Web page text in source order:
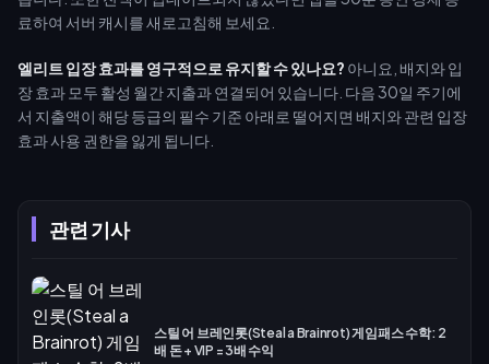
관련 기사
스틸 어 브레인롯(Steal a Brainrot) 게임패스 수학: 2
배 돈 + VIP = 3배 수익
료하여 서버 캐시를 새로고침해 보세요.
엘리트 입장 효과를 영구적으로 유지할 수 있나요? 아니요, 배지와 입
장 효과 모두 활성 월간 지출과 연결되어 있습니다. 다음 30일 주기에
서 지출액이 해당 등급의 필수 기준 아래로 떨어지면 배지와 관련 입장
효과 사용 권한을 잃게 됩니다.